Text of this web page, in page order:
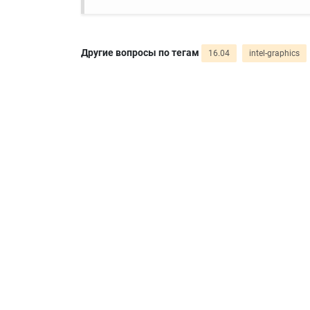
Другие вопросы по тегам 16.04 intel-graphics